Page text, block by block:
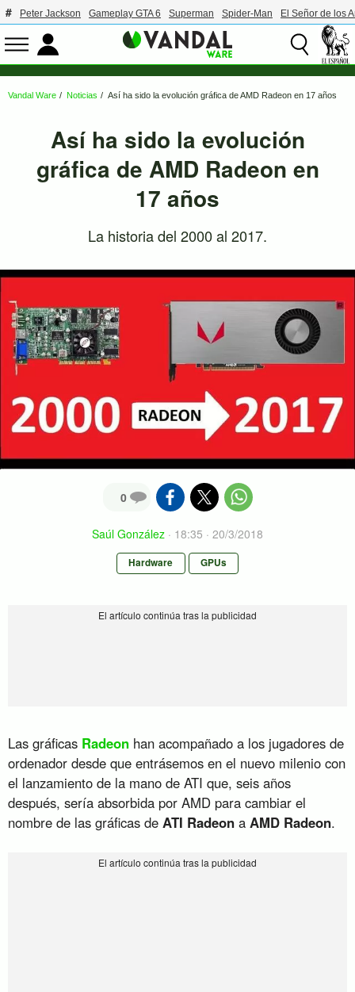
Peter Jackson Gameplay GTA 6 Superman Spider-Man El Señor de los
Vandal Ware Noticias Así ha sido la evolución gráfica de AMD Radeon en 17 años
Así ha sido la evolución
gráfica de AMD Radeon en
17 años
La historia del 2000 al 2017.
0
Saúl González · 18:35 · 20/3/2018
Hardware GPUs
Las gráficas Radeon han acompañado a los jugadores de
ordenador desde que entrásemos en el nuevo milenio con
el lanzamiento de la mano de ATI que, seis años
después, sería absorbida por AMD para cambiar el
nombre de las gráficas de ATI Radeon a AMD Radeon.